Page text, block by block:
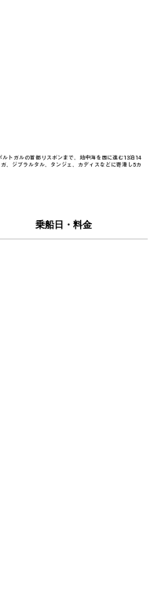
トガルの首都リスボンまで、地中海を西に進む13泊14
、ジブラルタル、タンジェ、カディスなどに寄港し5カ
乗船日・料金